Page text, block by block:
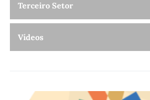
Terceiro Setor
Vídeos